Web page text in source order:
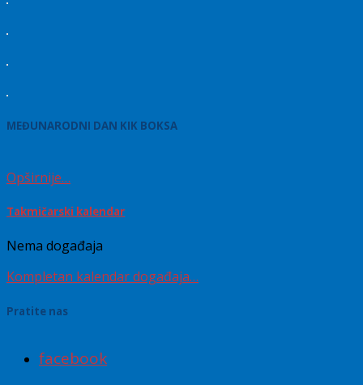
MEĐUNARODNI DAN KIK BOKSA
Opširnije…
Takmičarski kalendar
Nema događaja
Kompletan kalendar događaja…
Pratite nas
facebook